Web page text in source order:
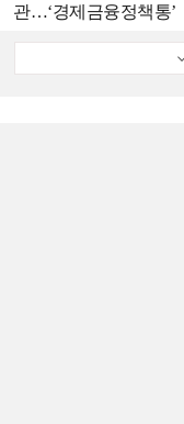
관…‘경제금융정책통’